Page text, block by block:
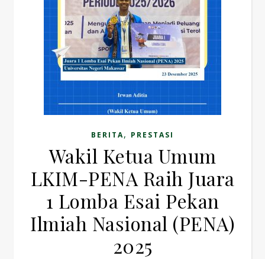
BERITA, PRESTASI
Wakil Ketua Umum
LKIM-PENA Raih Juara
1 Lomba Esai Pekan
Ilmiah Nasional (PENA)
2025